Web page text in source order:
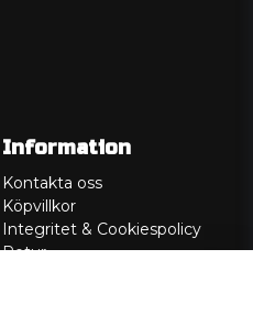
Information
Kontakta oss
Köpvillkor
Integritet & Cookiespolicy
Retur